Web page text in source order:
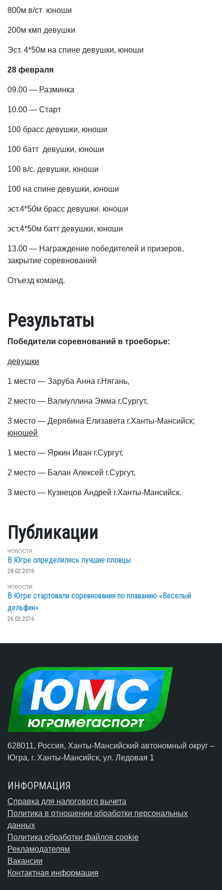
800м в/ст юноши
200м кмп девушки
Эст. 4*50м на спине девушки, юноши
28 февраля
09.00 — Разминка
10.00 — Старт
100 брасс девушки, юноши
100 батт девушки, юноши
100 в/с. девушки, юноши
100 на спине девушки, юноши
эст.4*50м брасс девушки. юноши
эст.4*50м батт девушки, юноши
13.00 — Награждение победителей и призеров,
закрытие соревнований
Отъезд команд.
Результаты
Победители соревнований в троеборье:
девушки
1 место — Заруба Анна г.Нягань,
2 место — Валиуллина Эмма г.Сургут,
3 место — Дерябина Елизавета г.Ханты-Мансийск;
юношей
1 место — Яркин Иван г.Сургут,
2 место — Балан Алексей г.Сургут,
3 место — Кузнецов Андрей г.Ханты-Мансийск.
Публикации
НОВОСТИ
В Югре определились лучшие пловцы
28.02.2016
НОВОСТИ
В Югре стартовали соревнования по плаванию «Веселый
дельфин»
26.02.2016
628011, Россия, Ханты-Мансийский автономный округ –
Югра, г. Ханты-Мансийск, ул. Ледовая 1
ИНФОРМАЦИЯ
Справка для налогового вычета
Политика в отношении обработки персональных
данных
Политика обработки файлов cookie
Рекламодателям
Вакансии
Контактная информация